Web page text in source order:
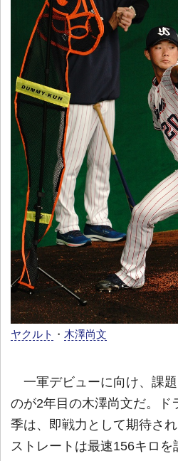
ヤクルト ・ 木澤尚文
一軍デビューに向け、課
のが2年目の木澤尚文だ。ド
季は、即戦力として期待さ
ストレートは最速156キロを